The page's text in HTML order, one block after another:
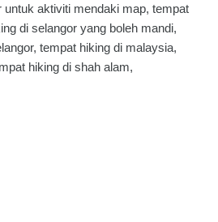
untuk aktiviti mendaki map, tempat
di selangor yang boleh mandi,
tempat hiking di malaysia,
hiking di shah alam,